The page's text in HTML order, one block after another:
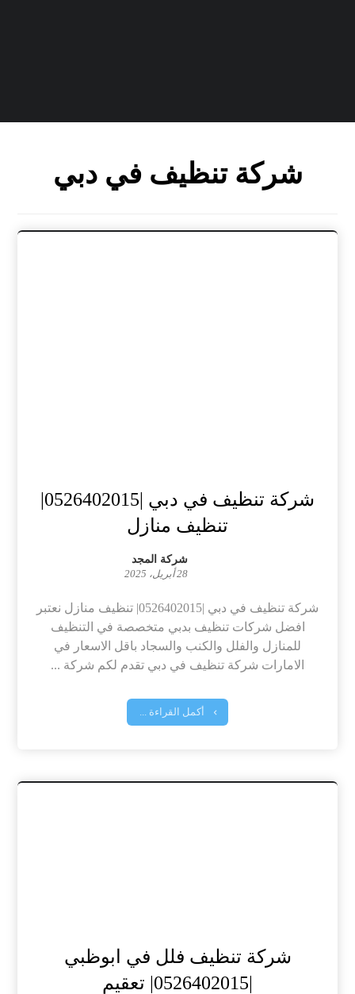
شركة تنظيف في دبي
شركة تنظيف في دبي |0526402015|
تنظيف منازل
شركة المجد
28 أبريل، 2025
شركة تنظيف في دبي |0526402015| تنظيف منازل نعتبر
افضل شركات تنظيف بدبي متخصصة في التنظيف
للمنازل والفلل والكنب والسجاد باقل الاسعار في
الامارات شركة تنظيف في دبي تقدم لكم شركة ...
أكمل القراءة ...
شركة تنظيف فلل في ابوظبي
|0526402015| تعقيم